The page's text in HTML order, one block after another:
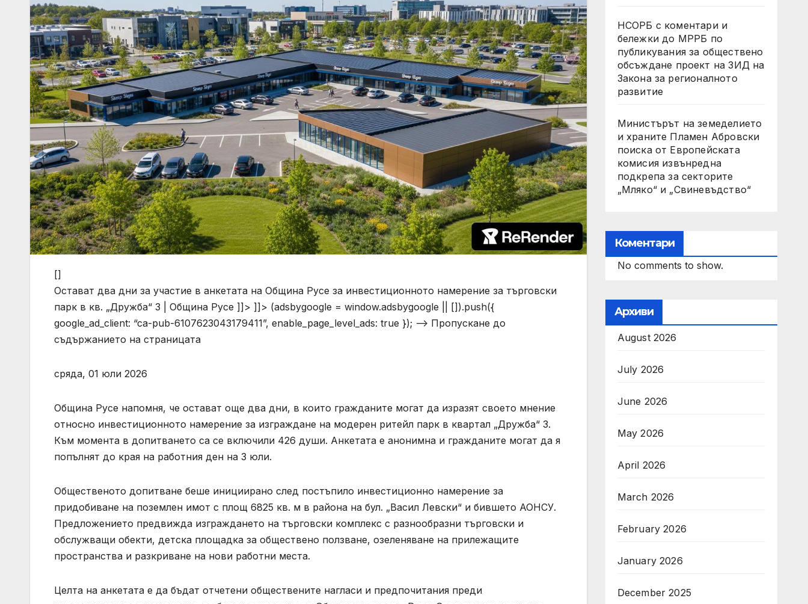
[]
Остават два дни за участие в анкетата на Община Русе за инвестиционното намерение за търговски
парк в кв. „Дружба“ 3 | Община Русе ]]> ]]> (adsbygoogle = window.adsbygoogle || []).push({
google_ad_client: “ca-pub-6107623043179411”, enable_page_level_ads: true }); –> Пропускане до
съдържанието на страницата
сряда, 01 юли 2026
Община Русе напомня, че остават още два дни, в които гражданите могат да изразят своето мнение
относно инвестиционното намерение за изграждане на модерен ритейл парк в квартал „Дружба“ 3.
Към момента в допитването са се включили 426 души. Анкетата е анонимна и гражданите могат да я
попълнят до края на работния ден на 3 юли.
Общественото допитване беше инициирано след постъпило инвестиционно намерение за
придобиване на поземлен имот с площ 6825 кв. м в района на бул. „Васил Левски“ и бившето АОНСУ.
Предложението предвижда изграждането на търговски комплекс с разнообразни търговски и
обслужващи обекти, детска площадка за обществено ползване, озеленяване на прилежащите
пространства и разкриване на нови работни места.
Целта на анкетата е да бъдат отчетени обществените нагласи и предпочитания преди
НСОРБ с коментари и
бележки до МРРБ по
публикувания за обществено
обсъждане проект на ЗИД на
Закона за регионалното
развитие
Министърът на земеделието
и храните Пламен Абровски
поиска от Европейската
комисия извънредна
подкрепа за секторите
„Мляко“ и „Свиневъдство“
Коментари
No comments to show.
Архиви
August 2026
July 2026
June 2026
May 2026
April 2026
March 2026
February 2026
January 2026
December 2025